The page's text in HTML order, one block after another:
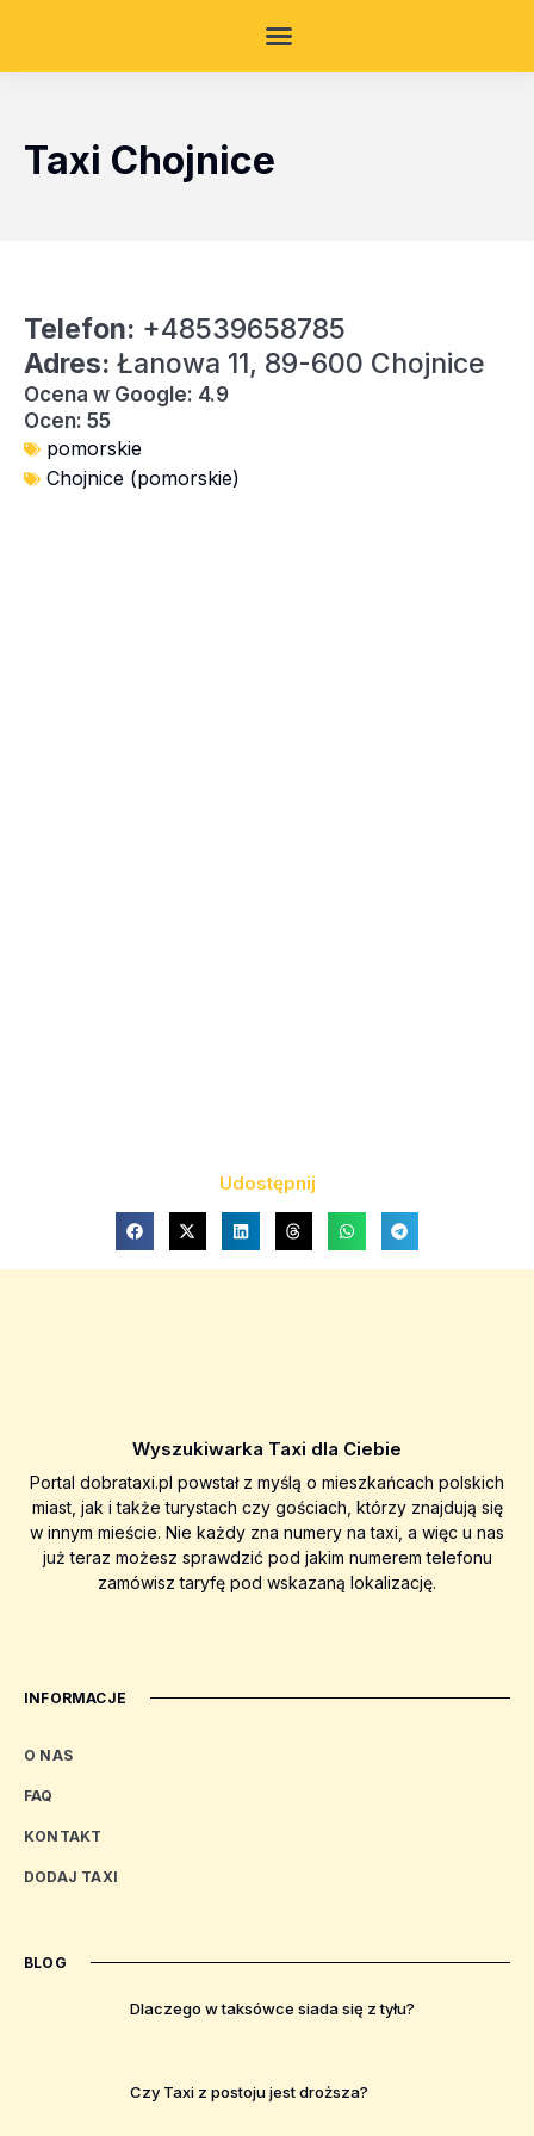
Taxi Chojnice
Telefon: +48539658785
Adres: Łanowa 11, 89-600 Chojnice
Ocena w Google: 4.9
Ocen: 55
pomorskie
Chojnice (pomorskie)
Udostępnij
Wyszukiwarka Taxi dla Ciebie
Portal dobrataxi.pl powstał z myślą o mieszkańcach polskich
miast, jak i także turystach czy gościach, którzy znajdują się
w innym mieście. Nie każdy zna numery na taxi, a więc u nas
już teraz możesz sprawdzić pod jakim numerem telefonu
zamówisz taryfę pod wskazaną lokalizację.
INFORMACJE
O NAS
FAQ
KONTAKT
DODAJ TAXI
BLOG
Dlaczego w taksówce siada się z tyłu?
Czy Taxi z postoju jest droższa?